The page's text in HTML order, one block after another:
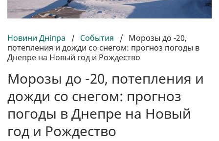
Новини Дніпра / События / Морозы до -20,
потепления и дожди со снегом: прогноз погоды в
Днепре на Новый год и Рождество
Морозы до -20, потепления и
дожди со снегом: прогноз
погоды в Днепре на Новый
год и Рождество